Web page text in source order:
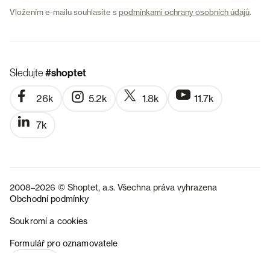
Vložením e-mailu souhlasíte spodmínkami ochrany osobních údajů.
Sledujte#shoptet
26k 5.2k 1.8k 11.7k
7k
2008–2026 © Shoptet, a.s. Všechna práva vyhrazena
Obchodní podmínky
Soukromí a cookies
Formulář pro oznamovatele